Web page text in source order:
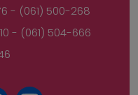
- (061) 500-268
- (061) 504-666